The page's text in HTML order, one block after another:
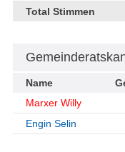
Total Stimmen
Name
Marxer Willy
Engin Selin